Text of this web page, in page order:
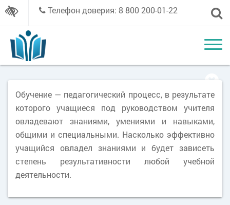
Телефон доверия: 8 800 200-01-22
Обучение — педагогический процесс, в результате
которого учащиеся под руководством учителя
овладевают знаниями, умениями и навыками,
общими и специальными. Насколько эффективно
учащийся овладел знаниями и будет зависеть
степень результативности любой учебной
деятельности.